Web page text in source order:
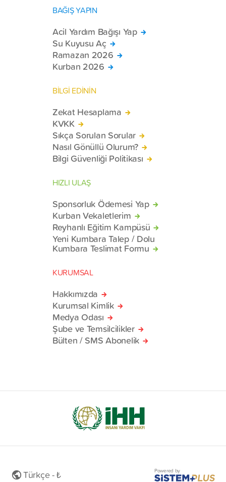
BAĞIŞ YAPIN
Acil Yardım Bağışı Yap
Su Kuyusu Aç
Ramazan 2026
Kurban 2026
BİLGİ EDİNİN
Zekat Hesaplama
KVKK
Sıkça Sorulan Sorular
Nasıl Gönüllü Olurum?
Bilgi Güvenliği Politikası
HIZLI ULAŞ
Sponsorluk Ödemesi Yap
Kurban Vekaletlerim
Reyhanlı Eğitim Kampüsü
Yeni Kumbara Talep / Dolu
Kumbara Teslimat Formu
KURUMSAL
Hakkımızda
Kurumsal Kimlik
Medya Odası
Şube ve Temsilcilikler
Bülten / SMS Abonelik
Türkçe - ₺ Powered by